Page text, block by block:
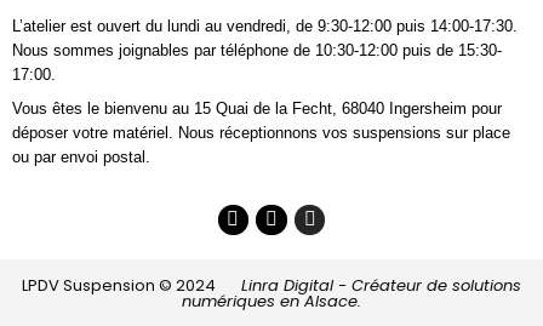
L’atelier est ouvert du lundi au vendredi, de 9:30-12:00 puis 14:00-17:30.
Nous sommes joignables par téléphone de 10:30-12:00 puis de 15:30-
17:00.
Vous êtes le bienvenu au 15 Quai de la Fecht, 68040 Ingersheim pour
déposer votre matériel. Nous réceptionnons vos suspensions sur place
ou par envoi postal.
LPDV Suspension © 2024 Linra Digital - Créateur de solutions
numériques en Alsace.